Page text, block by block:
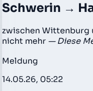
Schwerin →
zwischen Wittenburg
nicht mehr — Diese
Meldung
14.05.26, 05:22